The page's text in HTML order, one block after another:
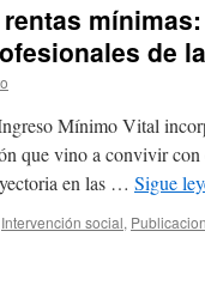
de
Mínimo Vital
que vino a convivir
en las … Sigue
Intervención social,